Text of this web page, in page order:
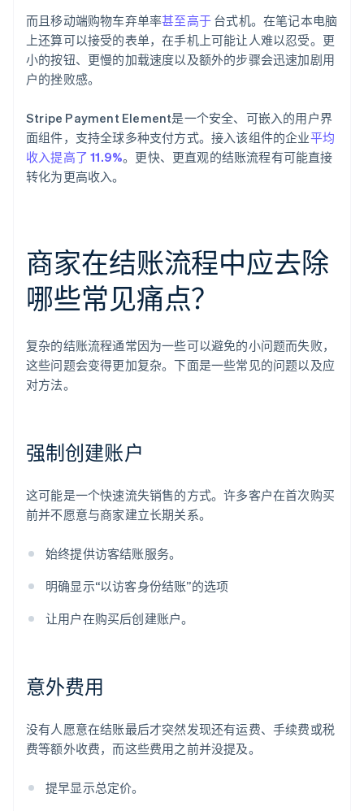
而且移动端购物车弃单率甚至高于 台式机。在笔记本电脑
上还算可以接受的表单，在手机上可能让人难以忍受。更
小的按钮、更慢的加载速度以及额外的步骤会迅速加剧用
户的挫败感。
Stripe Payment Element是一个安全、可嵌入的用户界
面组件，支持全球多种支付方式。接入该组件的企业平均
收入提高了 11.9%。更快、更直观的结账流程有可能直接
转化为更高收入。
商家在结账流程中应去除
哪些常见痛点？
复杂的结账流程通常因为一些可以避免的小问题而失败，
这些问题会变得更加复杂。下面是一些常见的问题以及应
对方法。
强制创建账户
这可能是一个快速流失销售的方式。许多客户在首次购买
前并不愿意与商家建立长期关系。
始终提供访客结账服务。
明确显示“以访客身份结账”的选项
让用户在购买后创建账户。
意外费用
没有人愿意在结账最后才突然发现还有运费、手续费或税
费等额外收费，而这些费用之前并没提及。
提早显示总定价。